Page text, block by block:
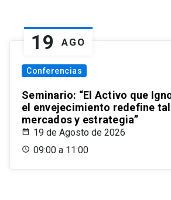
19 AGO
Conferencias
Seminario: “El Activo que
el envejecimiento redefine
mercados y estrategia”
19 de Agosto de 2026
09:00 a 11:00